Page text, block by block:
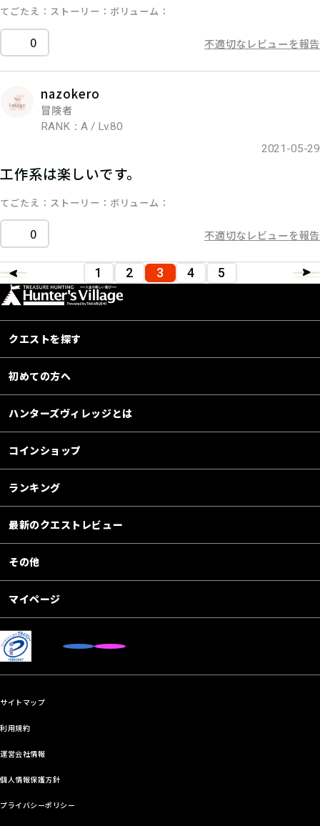
てごたえ ストーリー ボリューム
0 不適切なレビューを報告
nazokero
冒険者
RANK：A / Lv.80
2021-05-29
工作系は楽しいです。
てごたえ ストーリー ボリューム
0 不適切なレビューを報告
1 2 3 4 5
クエストを探す
初めての方へ
ハンターズヴィレッジとは
コインショップ
ランキング
最新のクエストレビュー
その他
マイページ
サイトマップ
利用規約
運営会社情報
個人情報保護方針
プライバシーポリシー